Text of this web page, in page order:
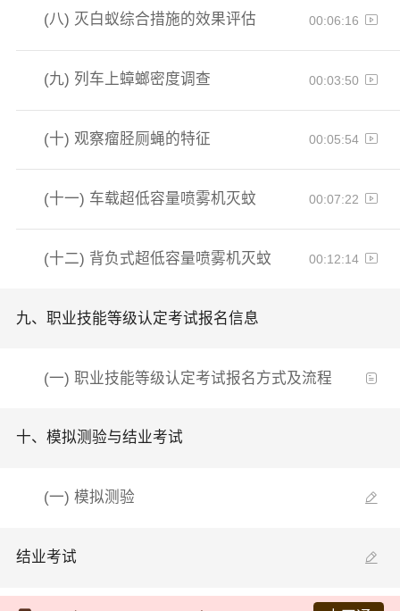
(八) 灭白蚁综合措施的效果评估 00:06:16
(九) 列车上蟑螂密度调查 00:03:50
(十)观察瘤胫厕蝇的特征 00:05:54
(十一) 车载超低容量喷雾机灭蚊 00:07:22
(十二) 背负式超低容量喷雾机灭蚊 00:12:14
九、 职业技能等级认定考试报名信息
(一)职业技能等级认定考试报名方式及流程
十、 模拟测验与结业考试
(一)模拟测验
结业考试